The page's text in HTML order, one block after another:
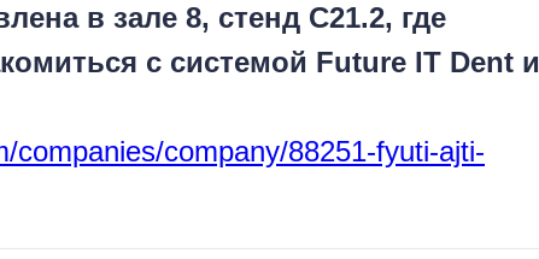
в зале 8, стенд C21.2, где
с системой Future IT Dent и
companies/company/88251-fyuti-ajti-